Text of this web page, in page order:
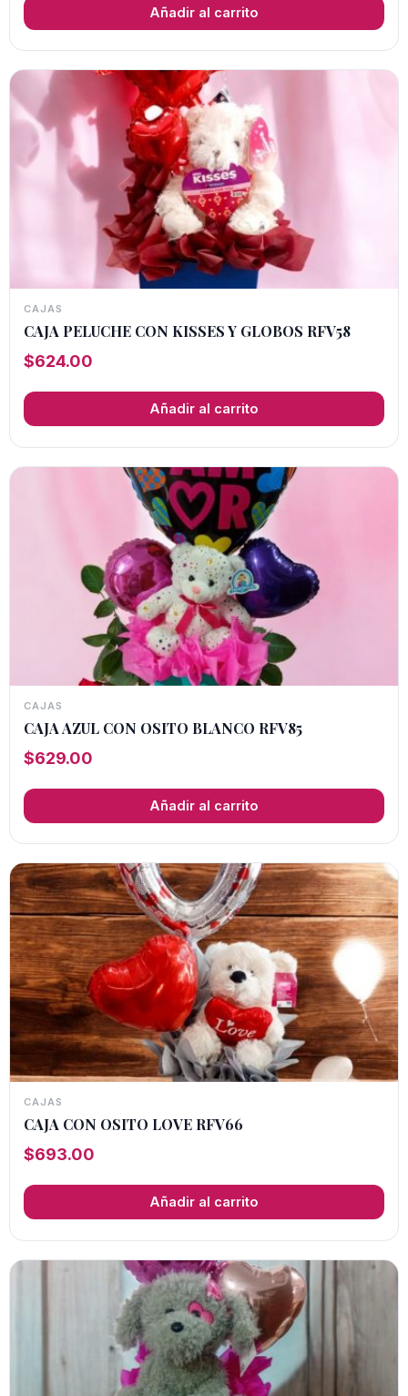
Añadir al carrito
CAJAS
CAJA PELUCHE CON KISSES Y GLOBOS RFV58
$624.00
Añadir al carrito
CAJAS
CAJA AZUL CON OSITO BLANCO RFV85
$629.00
Añadir al carrito
CAJAS
CAJA CON OSITO LOVE RFV66
$693.00
Añadir al carrito